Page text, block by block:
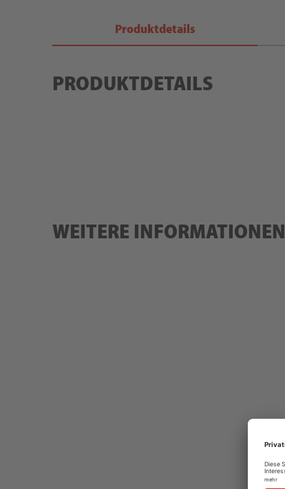
Produktdetails
PRODUKTDETAILS
WEITERE INFORMATIONEN